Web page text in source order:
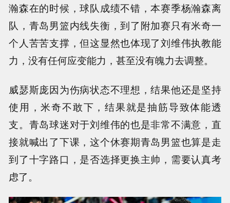
瀚森在的时候，球队成绩不错，本赛季杨瀚森离
队，青岛男篮内线失衡，到了附加赛只有米奇一
个人苦苦支撑，但这显然也体现了刘维伟执教能
力，没有任何应变能力，甚至没有魄力去调整。
威瑟斯庞因为伤病状态不理想，结果他还是坚持
使用，米奇不敢下，结果就是抽筋导致体能透
支。青岛球迷对于刘维伟的也是非常不满意，直
接就喊出了下课，这个休赛期青岛男篮也算是走
到了十字路口，是否选择更换主帅，需要认真考
虑了。